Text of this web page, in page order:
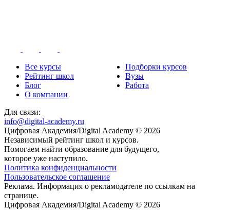
Все курсы
Подборки курсов
Рейтинг школ
Вузы
Блог
Работа
О компании
Для связи:
info@digital-academy.ru
Цифровая Академия/Digital Academy © 2026
Независимый рейтинг школ и курсов.
Помогаем найти образование для будущего,
которое уже наступило.
Политика конфиденциальности
Пользовательское соглашение
Реклама. Информация о рекламодателе по ссылкам на
странице.
Цифровая Академия/Digital Academy © 2026